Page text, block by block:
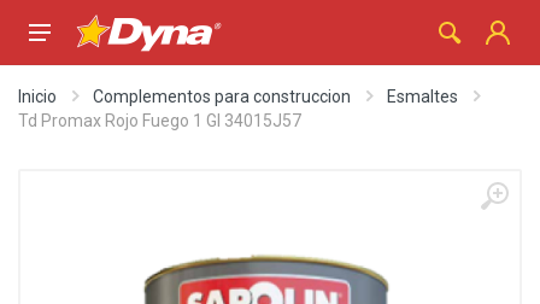
Inicio Complementos para construccion
Esmaltes
Td Promax Rojo Fuego 1 Gl 34015J57